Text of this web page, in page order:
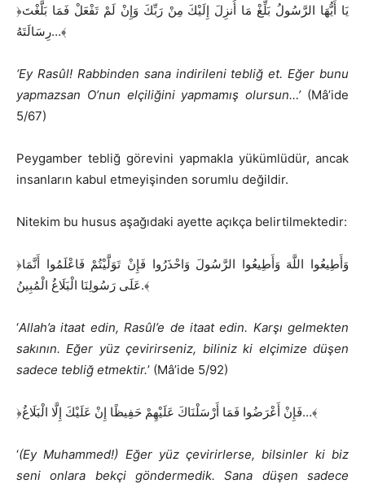
﴿يَا أَيُّهَا الرَّسُولُ بَلِّغْ مَا أُنزِلَ إِلَيْكَ مِنْ رَبِّكَ وَإِنْ لَمْ تَفْعَلْ فَمَا بَلَّغْتَ
رِسَالَتَهُ…﴾
‘Ey Rasûl! Rabbinden sana indirileni tebliğ et. Eğer bunu
yapmazsan O’nun elçiliğini yapmamış olursun…’(Mâ’ide
5/67)
Peygamber tebliğ görevini yapmakla yükümlüdür, ancak
insanların kabul etmeyişinden sorumlu değildir.
Nitekim bu husus aşağıdaki ayette açıkça belirtilmektedir:
﴿وَأَطِيعُوا اللَّهَ وَأَطِيعُوا الرَّسُولَ وَاحْذَرُوا فَإِنْ تَوَلَّيْتُمْ فَاعْلَمُوا أَنَّمَا
عَلَى رَسُولِنَا الْبَلَاغُ الْمُبِينُ.﴾
‘Allah’a itaat edin, Rasûl’e de itaat edin. Karşı gelmekten
sakının. Eğer yüz çevirirseniz, biliniz ki elçimize düşen
sadece tebliğ etmektir.’ (Mâ’ide 5/92)
﴿فَإِنْ أَعْرَضُوا فَمَا أَرْسَلْنَاكَ عَلَيْهِمْ حَفِيظًا إِنْ عَلَيْكَ إِلَّا الْبَلَاغُ…﴾
‘(Ey Muhammed!) Eğer yüz çevirirlerse, bilsinler ki biz
seni onlara bekçi göndermedik. Sana düşen sadece